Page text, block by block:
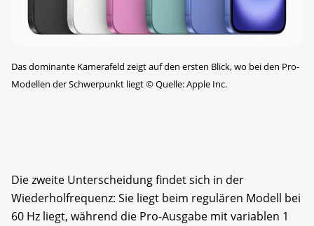
Das dominante Kamerafeld zeigt auf den ersten Blick, wo bei den Pro-
Modellen der Schwerpunkt liegt©Quelle: Apple Inc.
Die zweite Unterscheidung findet sich in der
Wiederholfrequenz: Sie liegt beim regulären Modell bei
60 Hz liegt, während die Pro-Ausgabe mit variablen 1